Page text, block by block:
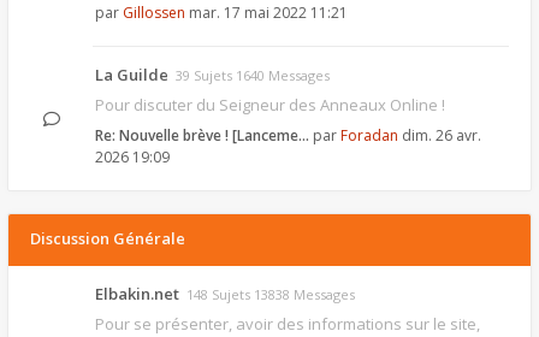
par Gillossen mar. 17 mai 2022 11:21
La Guilde 39 Sujets 1640 Messages
Pour discuter du Seigneur des Anneaux Online !
Re: Nouvelle brève ! [Lanceme… parForadan dim. 26 avr.
2026 19:09
Discussion Générale
Elbakin.net 148 Sujets 13838 Messages
Pour se présenter, avoir des informations sur le site,